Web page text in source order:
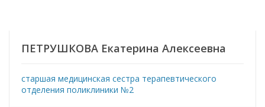
ПЕТРУШКОВА Екатерина Алексеевна
старшая медицинская сестра терапевтического
отделения поликлиники №2